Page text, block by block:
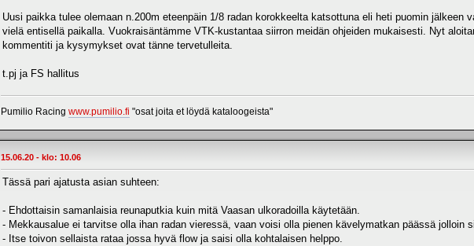
Uusi paikka tulee olemaan n.200m eteenpäin 1/8 radan korokkeelta katsottuna eli heti puomin jälkeen
vielä entisellä paikalla. Vuokraisäntämme VTK-kustantaa siirron meidän ohjeiden mukaisesti. Nyt
kommentiti ja kysymykset ovat tänne tervetulleita.
t.pj ja FS hallitus
Pumilio Racing www.pumilio.fi "osat joita et löydä kataloogeista"
15.06.20 - klo: 10.06
Tässä pari ajatusta asian suhteen:
- Ehdottaisin samanlaisia reunaputkia kuin mitä Vaasan ulkoradoilla käytetään.
- Mekkausalue ei tarvitse olla ihan radan vieressä, vaan voisi olla pienen kävelymatkan päässä jolloin
- Itse toivon sellaista rataa jossa hyvä flow ja saisi olla kohtalaisen helppo.